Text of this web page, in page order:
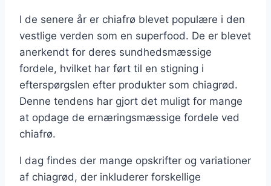
I de senere år er chiafrø blevet populære i den
vestlige verden som en superfood. De er blevet
anerkendt for deres sundhedsmæssige
fordele, hvilket har ført til en stigning i
efterspørgslen efter produkter som chiagrød.
Denne tendens har gjort det muligt for mange
at opdage de ernæringsmæssige fordele ved
chiafrø.
I dag findes der mange opskrifter og variationer
af chiagrød, der inkluderer forskellige